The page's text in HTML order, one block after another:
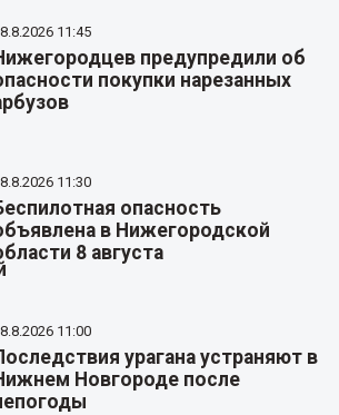
11:45
предупредили об
покупки нарезанных
11:30
опасность
в Нижегородской
8 августа
11:00
урагана устраняют в
Новгороде после